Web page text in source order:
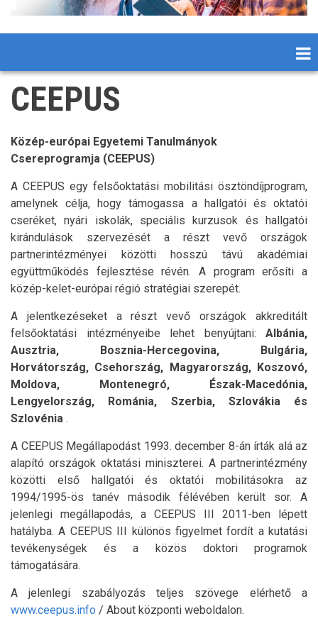
CEEPUS
Közép-európai Egyetemi Tanulmányok
Csereprogramja (CEEPUS)
A CEEPUS egy felsőoktatási mobilitási ösztöndíjprogram,
amelynek célja, hogy támogassa a hallgatói és oktatói
cseréket, nyári iskolák, speciális kurzusok és hallgatói
kirándulások szervezését a részt vevő országok
partnerintézményei közötti hosszú távú akadémiai
együttműködés fejlesztése révén. A program erősíti a
közép-kelet-európai régió stratégiai szerepét.
A jelentkezéseket a részt vevő országok akkreditált
felsőoktatási intézményeibe lehet benyújtani: Albánia,
Ausztria, Bosznia-Hercegovina, Bulgária,
Horvátország, Csehország, Magyarország, Koszovó,
Moldova, Montenegró, Észak-Macedónia,
Lengyelország, Románia, Szerbia, Szlovákia és
Szlovénia .
A CEEPUS Megállapodást 1993. december 8-án írták alá az
alapító országok oktatási miniszterei. A partnerintézmény
közötti első hallgatói és oktatói mobilitásokra az
1994/1995-ös tanév második félévében került sor. A
jelenlegi megállapodás, a CEEPUS III 2011-ben lépett
hatályba. A CEEPUS III különös figyelmet fordít a kutatási
tevékenységek és a közös doktori programok
támogatására.
A jelenlegi szabályozás teljes szövege elérhető a
www.ceepus.info / About központi weboldalon.